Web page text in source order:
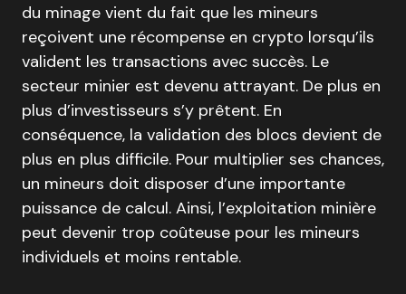
du minage vient du fait que les mineurs
reçoivent une récompense en crypto lorsqu’ils
valident les transactions avec succès. Le
secteur minier est devenu attrayant. De plus en
plus d’investisseurs s’y prêtent. En
conséquence, la validation des blocs devient de
plus en plus difficile. Pour multiplier ses chances,
un mineurs doit disposer d’une importante
puissance de calcul. Ainsi, l’exploitation minière
peut devenir trop coûteuse pour les mineurs
individuels et moins rentable.